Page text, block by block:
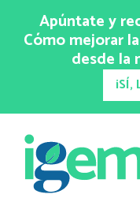
Apúntate y
Cómo mejorar
desde la